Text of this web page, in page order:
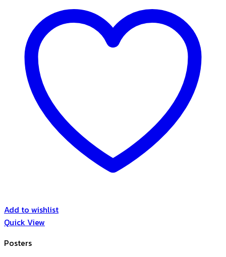
Add to wishlist
Quick View
Posters